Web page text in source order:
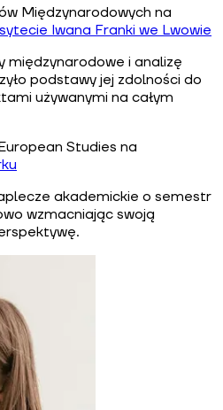
Międzynarodowych na
Iwana Franki we Lwowie
międzynarodowe i analizę
podstawy jej zdolności do
używanymi na całym
Studies na
akademickie o semestr
wzmacniając swoją